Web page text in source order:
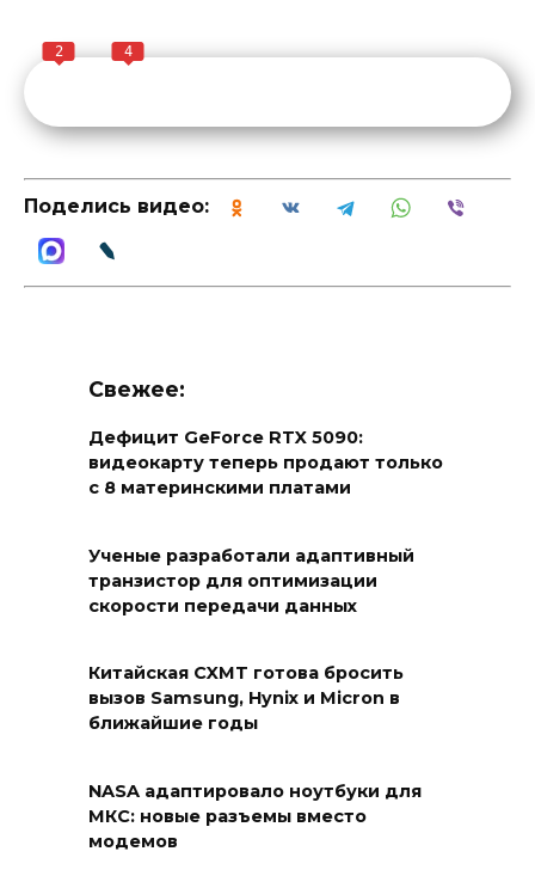
2 4
Поделись видео:
Свежее:
Дефицит GeForce RTX 5090:
видеокарту теперь продают только
с 8 материнскими платами
Ученые разработали адаптивный
транзистор для оптимизации
скорости передачи данных
Китайская CXMT готова бросить
вызов Samsung, Hynix и Micron в
ближайшие годы
NASA адаптировало ноутбуки для
МКС: новые разъемы вместо
модемов